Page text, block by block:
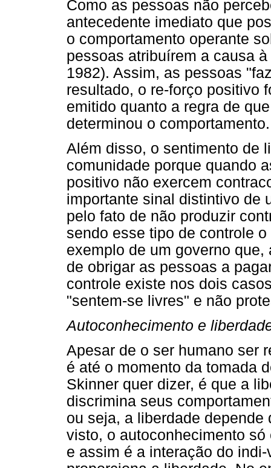
Como as pessoas não
antecedente imediato que
o comportamento operante
pessoas atribuírem a causa
1982). Assim, as pessoas
resultado, o re-forço positivo
emitido quanto a regra de
determinou o comportamento.
Além disso, o sentimento de
comunidade porque quando
positivo não exercem
importante sinal distintivo de
pelo fato de não produzir
sendo esse tipo de controle
exemplo de um governo
de obrigar as pessoas a
controle existe nos dois
"sentem-se livres" e não
Autoconhecimento e
Apesar de o ser humano ser
é até o momento da tomada
Skinner quer dizer, é que a
discrimina seus
ou seja, a liberdade
visto, o autoconhecimento
e assim é a interação do